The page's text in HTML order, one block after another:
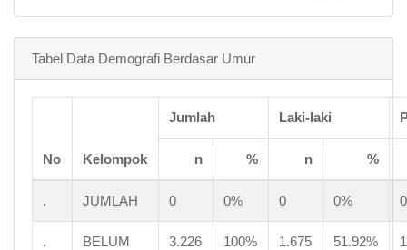
Tabel Data Demografi Berdasar Umur
No Kelompok
Jumlah Laki-laki
n % n %
. JUMLAH 0 0% 0 0% 0
.
BELUM
3.226 100% 1.675 51.92%